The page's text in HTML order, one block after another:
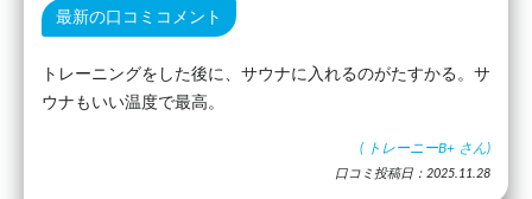
最新の口コミコメント
トレーニングをした後に、サウナに入れるのがたすかる。サ
ウナもいい温度で最高。
( トレーニーB+ さん)
口コミ投稿日：2025.11.28